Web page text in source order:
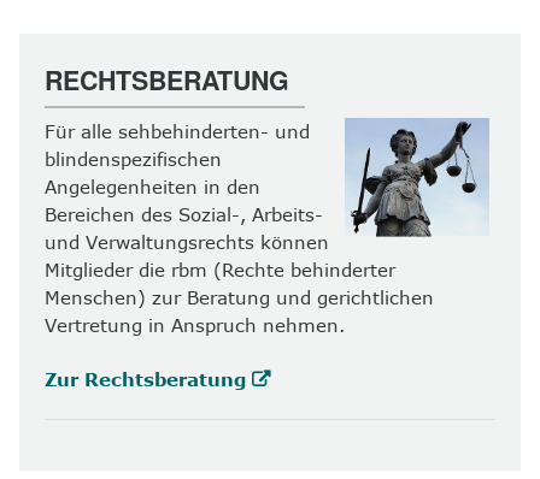
RECHTSBERATUNG
Für alle sehbehinderten- und
blindenspezifischen
Angelegenheiten in den
Bereichen des Sozial-, Arbeits-
und Verwaltungsrechts können
Mitglieder die rbm (Rechte behinderter
Menschen) zur Beratung und gerichtlichen
Vertretung in Anspruch nehmen.
Zur Rechtsberatung